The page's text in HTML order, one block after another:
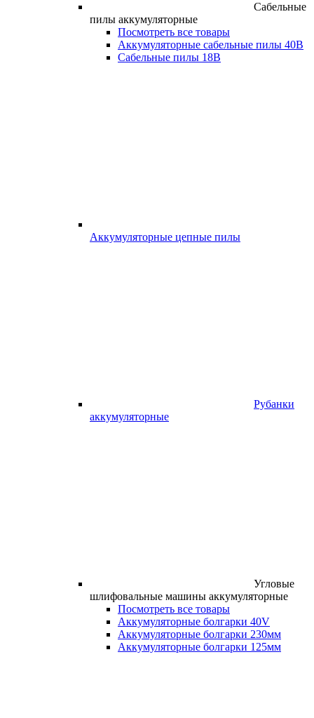
Сабельные
пилы аккумуляторные
Посмотреть все товары
Аккумуляторные сабельные пилы 40В
Сабельные пилы 18В
Аккумуляторные цепные пилы
Рубанки
аккумуляторные
Угловые
шлифовальные машины аккумуляторные
Посмотреть все товары
Аккумуляторные болгарки 40V
Аккумуляторные болгарки 230мм
Аккумуляторные болгарки 125мм